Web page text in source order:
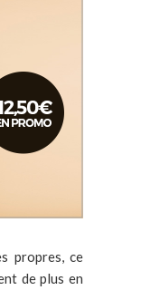
propres, ce
de plus en